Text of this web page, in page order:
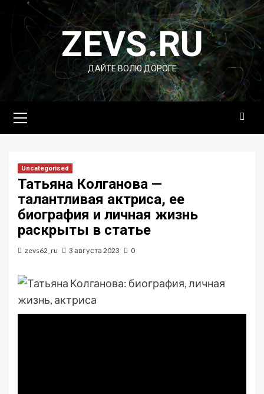
Перейти
содержимомуZEVS.RU
ДАЙТЕ ВОЛЮ ДОРОГЕ
меню
Uncategorised
Татьяна Колганова —
талантливая актриса, ее
биография и личная жизнь
раскрыты в статье
zevs62_ru 3 августа 2023 0